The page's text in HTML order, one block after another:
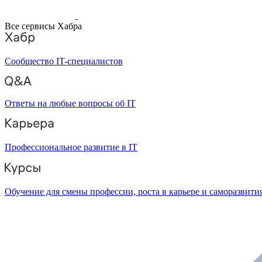
Все сервисы Хабра
Сообщество IT-специалистов
Ответы на любые вопросы об IT
Профессиональное развитие в IT
Обучение для смены профессии, роста в карьере и